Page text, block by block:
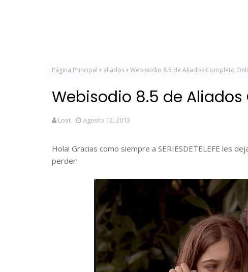
Página Principal aliados Webisodio 8.5 de Aliados Completo
Webisodio 8.5 de
Lost agosto 12, 2013
Hola! Gracias como siempre a SERIESDETELEFE les
perder!